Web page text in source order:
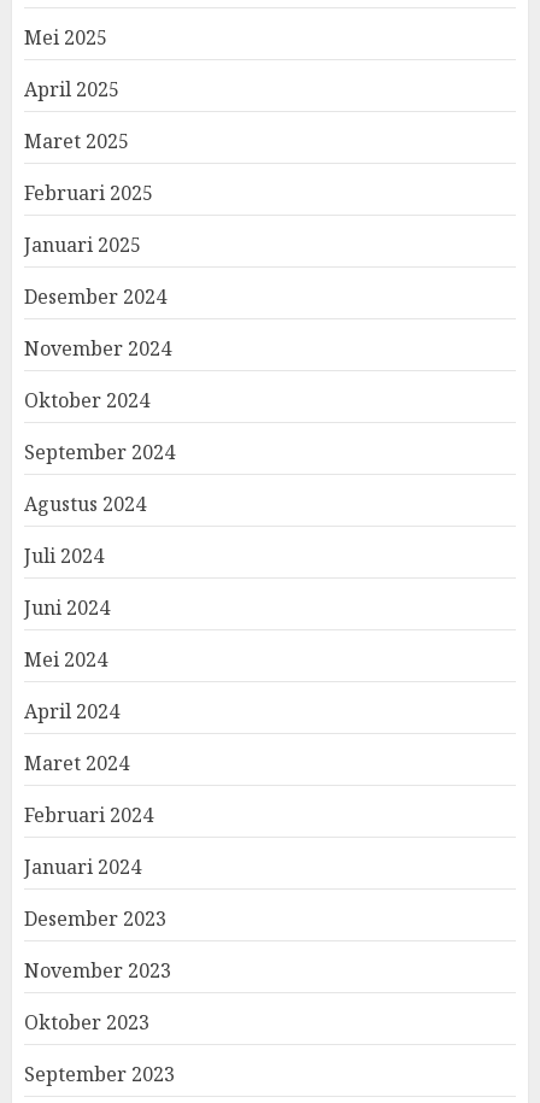
Mei 2025
April 2025
Maret 2025
Februari 2025
Januari 2025
Desember 2024
November 2024
Oktober 2024
September 2024
Agustus 2024
Juli 2024
Juni 2024
Mei 2024
April 2024
Maret 2024
Februari 2024
Januari 2024
Desember 2023
November 2023
Oktober 2023
September 2023